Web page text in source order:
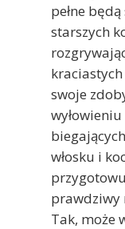
pełne
starszych
swoje
włosku i
prawdziwy
Tak, może